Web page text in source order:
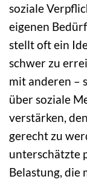
soziale
eigenen
stellt oft ein
schwer zu
mit anderen –
über soziale
verstärken,
gerecht zu
unterschätzte
Belastung,